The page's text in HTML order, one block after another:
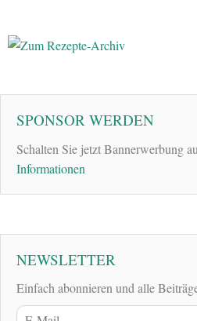
SPONSOR WERDEN
Schalten Sie jetzt Bannerwerbung
Informationen
NEWSLETTER
Einfach abonnieren und alle